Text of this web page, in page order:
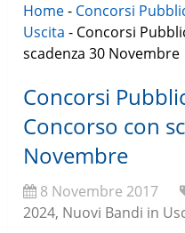
Home- Concorsi
Uscita - Concorsi
scadenza 30 Novembre
Concorsi
Concorso con
Novembre
8 Novembre 2017
2024, Nuovi Bandi in